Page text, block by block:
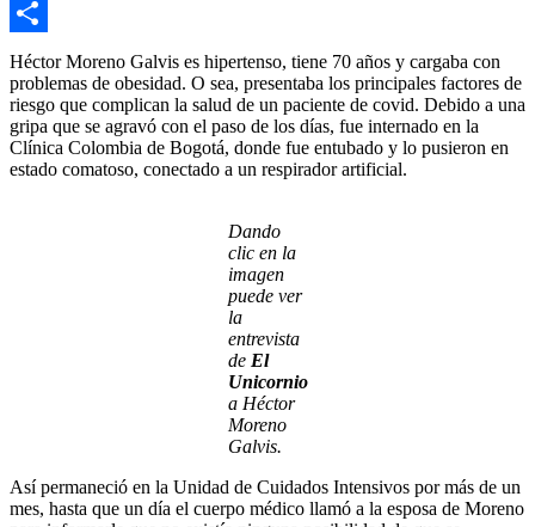
Copy
Link
Compartir
Héctor Moreno Galvis es hipertenso, tiene 70 años y cargaba con
problemas de obesidad. O sea, presentaba los principales factores de
riesgo que complican la salud de un paciente de covid. Debido a una
gripa que se agravó con el paso de los días, fue internado en la
Clínica Colombia de Bogotá, donde fue entubado y lo pusieron en
estado comatoso, conectado a un respirador artificial.
Dando
clic en la
imagen
puede ver
la
entrevista
de El
Unicornio
a Héctor
Moreno
Galvis.
Así permaneció en la Unidad de Cuidados Intensivos por más de un
mes, hasta que un día el cuerpo médico llamó a la esposa de Moreno